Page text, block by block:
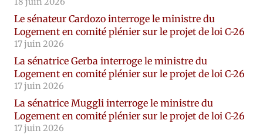
Le sénateur Cardozo interroge le ministre du
Logement en comité plénier sur le projet de loi C-26
17 juin 2026
La sénatrice Gerba interroge le ministre du
Logement en comité plénier sur le projet de loi C-26
17 juin 2026
La sénatrice Muggli interroge le ministre du
Logement en comité plénier sur le projet de loi C-26
17 juin 2026